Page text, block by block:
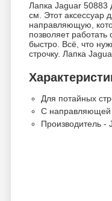
Лапка Jaguar 50883
см. Этот аксессуар
направляющую,
позволяет
быстро. Всё, что
строчку. Лапка
Для потайных
С направляющей
Производитель -